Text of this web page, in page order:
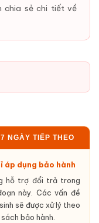
chia sẻ chi tiết về
NGÀY TIẾP THEO
áp dụng bảo hành
hỗ trợ đổi trả trong
này. Các vấn đề
sẽ được xử lý theo
bảo hành.